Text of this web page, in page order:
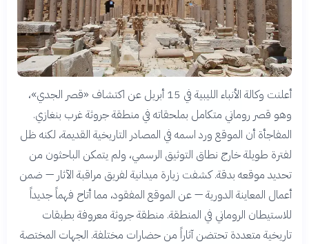
أعلنت وكالة الأنباء الليبية في 15 أبريل عن اكتشاف «قصر الجدي»،
وهو قصر روماني متكامل بملحقاته في منطقة جروثة غرب بنغازي.
المفاجأة أن الموقع ورد اسمه في المصادر التاريخية القديمة، لكنه ظل
لفترة طويلة خارج نطاق التوثيق الرسمي، ولم يتمكن الباحثون من
تحديد موقعه بدقة. كشفت زيارة ميدانية لفريق مراقبة الآثار — ضمن
أعمال المعاينة الدورية — عن الموقع المفقود، مما أتاح فهماً جديداً
للاستيطان الروماني في المنطقة. منطقة جروثة معروفة بطبقات
تاريخية متعددة تحتضن آثاراً من حضارات مختلفة. الجهات المختصة